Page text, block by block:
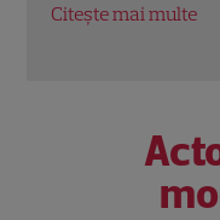
Citește mai multe